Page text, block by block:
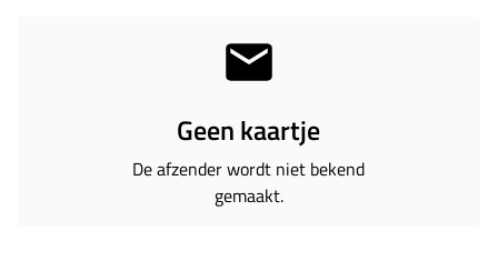
Geen kaartje
De afzender wordt niet bekend
gemaakt.